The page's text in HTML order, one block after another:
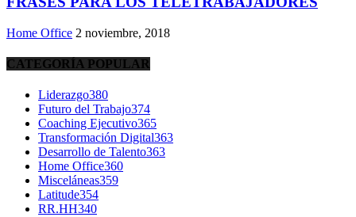
Home Office 2 noviembre, 2018
CATEGORÍA POPULAR
Liderazgo380
Futuro del Trabajo374
Coaching Ejecutivo365
Transformación Digital363
Desarrollo de Talento363
Home Office360
Misceláneas359
Latitude354
RR.HH340